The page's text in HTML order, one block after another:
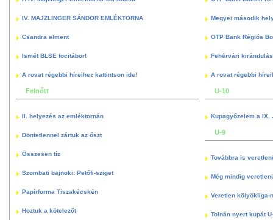
IV. MAJZLINGER SÁNDOR EMLÉKTORNA
Csandra elment
Ismét BLSE focitábor!
A rovat régebbi híreihez kattintson ide!
Felnőtt
II. helyezés az emléktornán
Döntetlennel zártuk az őszt
Összesen tíz
Szombati bajnoki: Petőfi-sziget
Papírforma Tiszakécskén
Hoztuk a kötelezőt
Megyei második
OTP Bank Régiós
Fehérvári kirándulás
A rovat régebbi
U-10
Kupagyőzelem a
U-9
Továbbra is
Még mindig
Veretlen kölyökliga-
Tolnán nyert kupát